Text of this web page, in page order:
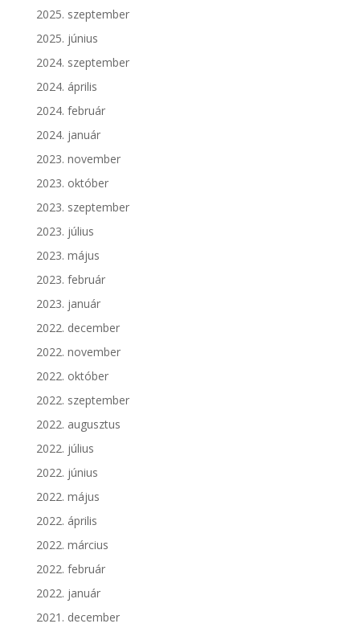
2025. szeptember
2025. június
2024. szeptember
2024. április
2024. február
2024. január
2023. november
2023. október
2023. szeptember
2023. július
2023. május
2023. február
2023. január
2022. december
2022. november
2022. október
2022. szeptember
2022. augusztus
2022. július
2022. június
2022. május
2022. április
2022. március
2022. február
2022. január
2021. december